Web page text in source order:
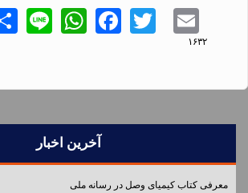
Email
Twitter
۱۶۳۲
آخرین اخبار
معرفی کتاب کیمیای وصل در رسانه ملی